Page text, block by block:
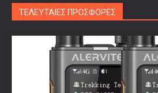
ΤΕΛΕΥΤΑΙΕΣ ΠΡΟΣΦΟΡΕΣ